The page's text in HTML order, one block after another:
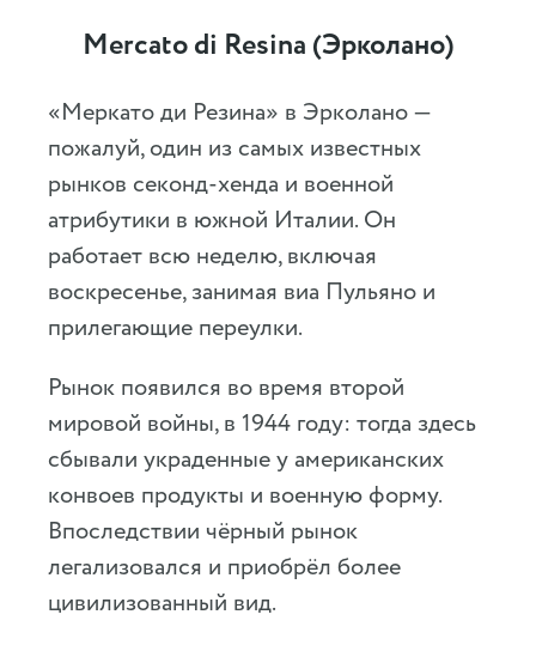
Mercato di Resina (Эрколано)
«Меркато ди Резина» в Эрколано —
пожалуй, один из самых известных
рынков секонд-хенда и военной
атрибутики в южной Италии. Он
работает всю неделю, включая
воскресенье, занимая виа Пульяно и
прилегающие переулки.
Рынок появился во время второй
мировой войны, в 1944 году: тогда здесь
сбывали украденные у американских
конвоев продукты и военную форму.
Впоследствии чёрный рынок
легализовался и приобрёл более
цивилизованный вид.